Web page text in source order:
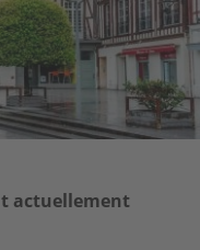
actuellement